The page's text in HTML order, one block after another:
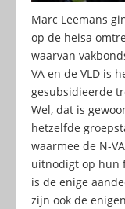
Marc Leemans
op de heisa
waarvan
VA en de VLD is
gesubsidieerde
Wel, dat is
hetzelfde
waarmee de N-
uitnodigt op hun
is de enige
zijn ook de